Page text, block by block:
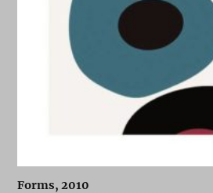
Forms, 2010